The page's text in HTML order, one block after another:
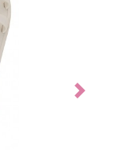
Next